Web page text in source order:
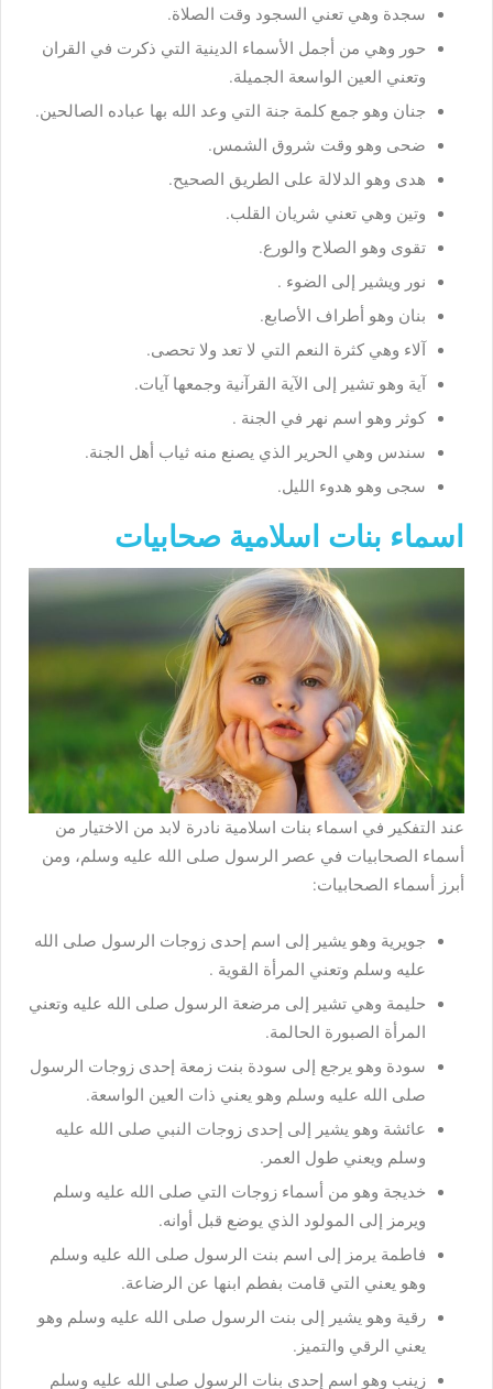
سجدة وهي تعني السجود وقت الصلاة.
حور وهي من أجمل الأسماء الدينية التي ذكرت في القران
وتعني العين الواسعة الجميلة.
جنان وهو جمع كلمة جنة التي وعد الله بها عباده الصالحين.
ضحى وهو وقت شروق الشمس.
هدى وهو الدلالة على الطريق الصحيح.
وتين وهي تعني شريان القلب.
تقوى وهو الصلاح والورع.
نور ويشير إلى الضوء .
بنان وهو أطراف الأصابع.
آلاء وهي كثرة النعم التي لا تعد ولا تحصى.
آية وهو تشير إلى الآية القرآنية وجمعها آيات.
كوثر وهو اسم نهر في الجنة .
سندس وهي الحرير الذي يصنع منه ثياب أهل الجنة.
سجى وهو هدوء الليل.
اسماء بنات اسلامية صحابيات
عند التفكير في اسماء بنات اسلامية نادرة لابد من الاختيار من
أسماء الصحابيات في عصر الرسول صلى الله عليه وسلم، ومن
أبرز أسماء الصحابيات:
جويرية وهو يشير إلى اسم إحدى زوجات الرسول صلى الله
عليه وسلم وتعني المرأة القوية .
حليمة وهي تشير إلى مرضعة الرسول صلى الله عليه وتعني
المرأة الصبورة الحالمة.
سودة وهو يرجع إلى سودة بنت زمعة إحدى زوجات الرسول
صلى الله عليه وسلم وهو يعني ذات العين الواسعة.
عائشة وهو يشير إلى إحدى زوجات النبي صلى الله عليه
وسلم ويعني طول العمر.
خديجة وهو من أسماء زوجات التي صلى الله عليه وسلم
ويرمز إلى المولود الذي يوضع قبل أوانه.
فاطمة يرمز إلى اسم بنت الرسول صلى الله عليه وسلم
وهو يعني التي قامت بفطم ابنها عن الرضاعة.
رقية وهو يشير إلى بنت الرسول صلى الله عليه وسلم وهو
يعني الرقي والتميز.
زينب وهو اسم إحدى بنات الرسول صلى الله عليه وسلم